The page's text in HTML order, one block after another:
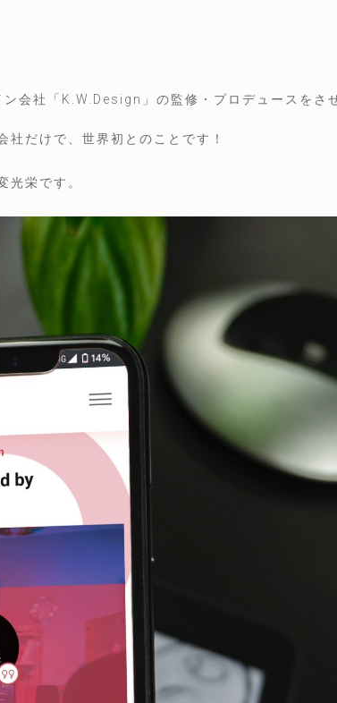
会社「K.W.Design」の監修・プロデュースをさ
だけで、世界初とのことです！
光栄です。